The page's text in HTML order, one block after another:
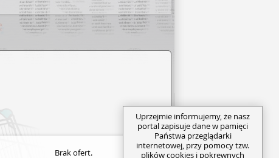
Brak ofert.
Uprzejmie informujemy, że nasz
portal zapisuje dane w pamięci
Państwa przeglądarki
internetowej, przy pomocy tzw.
plików cookies i pokrewnych